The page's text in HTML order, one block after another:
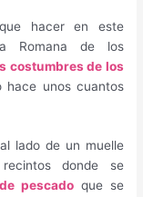
hacer en este
Romana de los
costumbres de los
hace unos cuantos
al lado de un muelle
donde se
pescadoque se